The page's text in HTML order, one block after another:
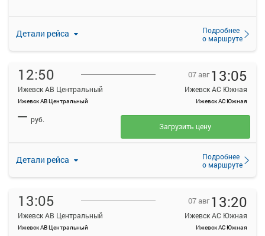
Детали рейса
Подробнее
о маршруте
12:50
Ижевск АВ Центральный
Ижевск АВ Центральный
07 авг 13:05
Ижевск АС Южная
Ижевск АС Южная
Детали рейса
Подробнее
о маршруте
— руб.
Загрузить цену
13:05
Ижевск АВ Центральный
Ижевск АВ Центральный
07 авг 13:20
Ижевск АС Южная
Ижевск АС Южная